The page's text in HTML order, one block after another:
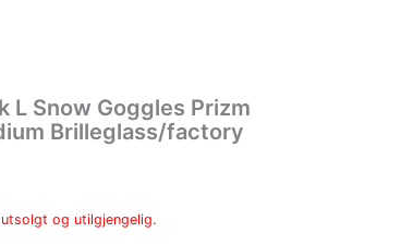
L Snow Goggles Prizm
Brilleglass/factory
og utilgjengelig.